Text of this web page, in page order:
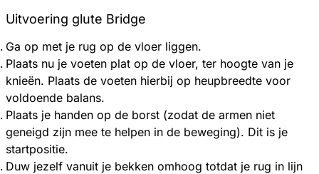
Uitvoering glute Bridge
Ga op met je rug op de vloer liggen.
Plaats nu je voeten plat op de vloer, ter hoogte van je
knieën. Plaats de voeten hierbij op heupbreedte voor
voldoende balans.
Plaats je handen op de borst (zodat de armen niet
geneigd zijn mee te helpen in de beweging). Dit is je
startpositie.
Duw jezelf vanuit je bekken omhoog totdat je rug in lijn